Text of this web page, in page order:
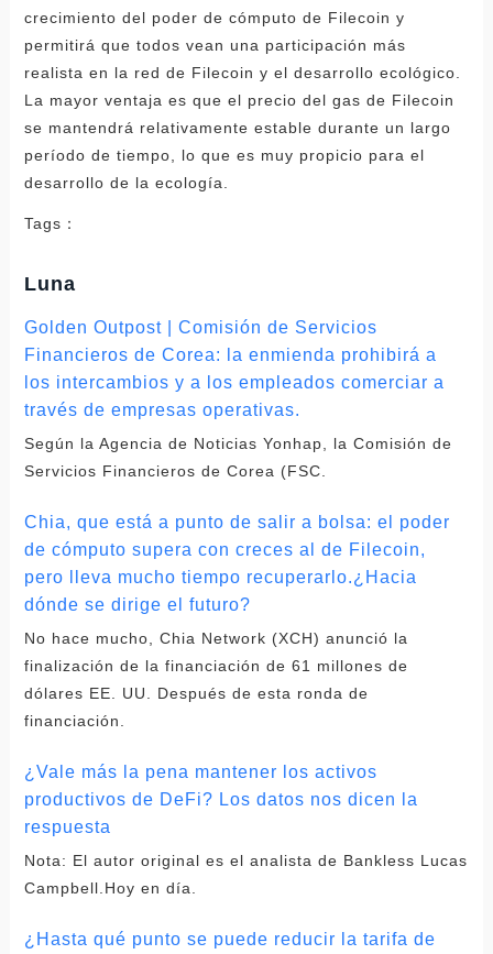
crecimiento del poder de cómputo de Filecoin y
permitirá que todos vean una participación más
realista en la red de Filecoin y el desarrollo ecológico.
La mayor ventaja es que el precio del gas de Filecoin
se mantendrá relativamente estable durante un largo
período de tiempo, lo que es muy propicio para el
desarrollo de la ecología.
Tags：
Luna
Golden Outpost | Comisión de Servicios
Financieros de Corea: la enmienda prohibirá a
los intercambios y a los empleados comerciar a
través de empresas operativas.
Según la Agencia de Noticias Yonhap, la Comisión de
Servicios Financieros de Corea (FSC.
Chia, que está a punto de salir a bolsa: el poder
de cómputo supera con creces al de Filecoin,
pero lleva mucho tiempo recuperarlo.¿Hacia
dónde se dirige el futuro?
No hace mucho, Chia Network (XCH) anunció la
finalización de la financiación de 61 millones de
dólares EE. UU. Después de esta ronda de
financiación.
¿Vale más la pena mantener los activos
productivos de DeFi? Los datos nos dicen la
respuesta
Nota: El autor original es el analista de Bankless Lucas
Campbell.Hoy en día.
¿Hasta qué punto se puede reducir la tarifa de